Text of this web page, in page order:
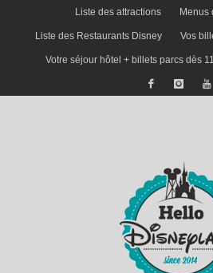
Liste des attractions Menus
Liste des Restaurants Disney Vos
Votre séjour hôtel + billets parcs dès